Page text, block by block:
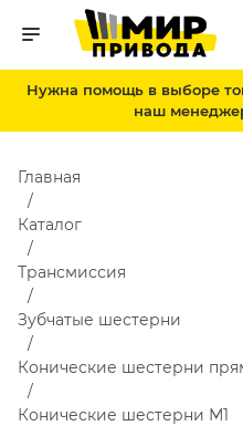
Нужна помощь в выборе
наш
Главная
Каталог
Трансмиссия
Зубчатые шестерни
Конические шестерни
Конические шестерни М1